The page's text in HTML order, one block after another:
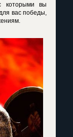
которыми вы
вас победы,